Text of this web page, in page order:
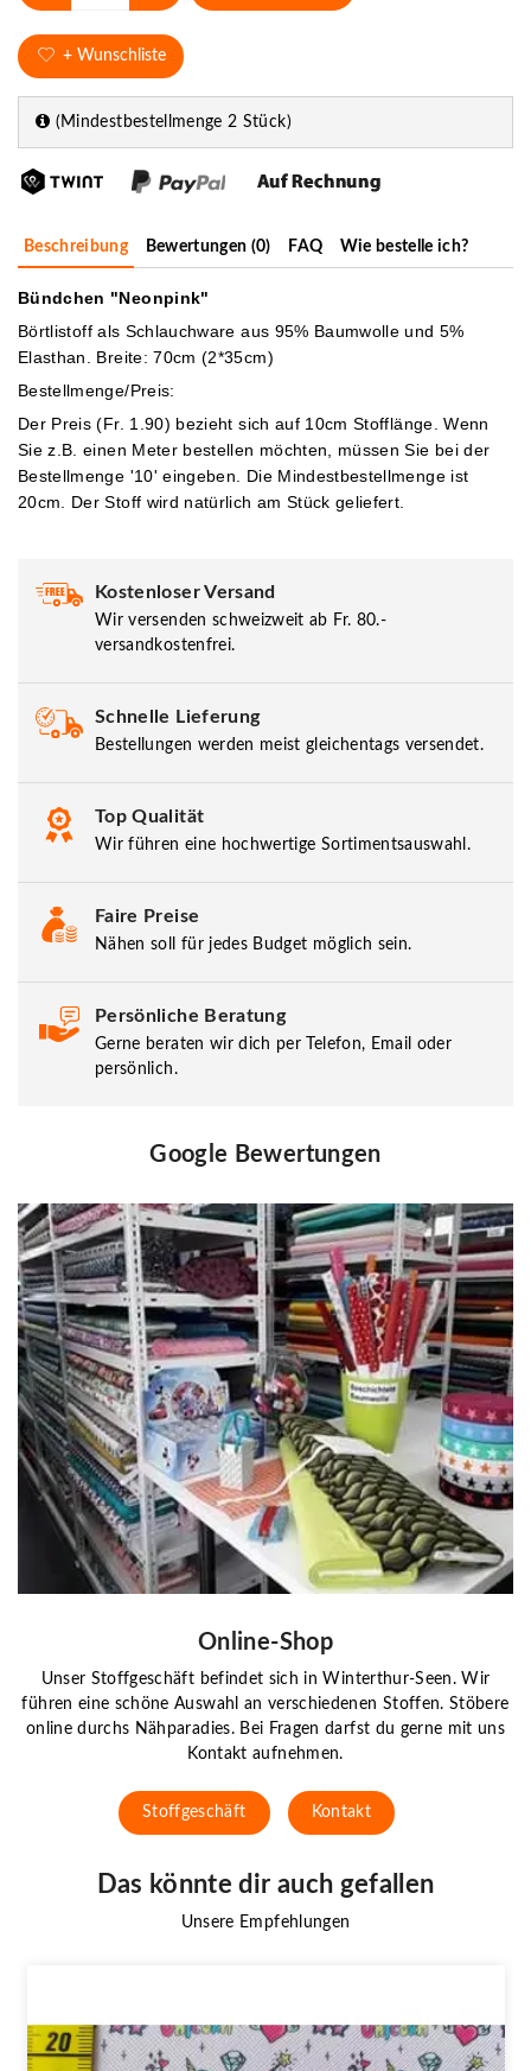
+ Wunschliste
(Mindestbestellmenge 2 Stück)
Beschreibung Bewertungen (0) FAQ Wie bestelle ich?
Bündchen "Neonpink"
Börtlistoff als Schlauchware aus 95% Baumwolle und 5%
Elasthan. Breite: 70cm (2*35cm)
Bestellmenge/Preis:
Der Preis (Fr. 1.90) bezieht sich auf 10cm Stofflänge. Wenn
Sie z.B. einen Meter bestellen möchten, müssen Sie bei der
Bestellmenge '10' eingeben. Die Mindestbestellmenge ist
20cm. Der Stoff wird natürlich am Stück geliefert.
Kostenloser Versand
Wir versenden schweizweit ab Fr. 80.-
versandkostenfrei.
Schnelle Lieferung
Bestellungen werden meist gleichentags versendet.
Top Qualität
Wir führen eine hochwertige Sortimentsauswahl.
Faire Preise
Nähen soll für jedes Budget möglich sein.
Persönliche Beratung
Gerne beraten wir dich per Telefon, Email oder
persönlich.
Google Bewertungen
Online-Shop
Unser Stoffgeschäft befindet sich in Winterthur-Seen. Wir
führen eine schöne Auswahl an verschiedenen Stoffen. Stöbere
online durchs Nähparadies. Bei Fragen darfst du gerne mit uns
Kontakt aufnehmen.
Stoffgeschäft Kontakt
Das könnte dir auch gefallen
Unsere Empfehlungen